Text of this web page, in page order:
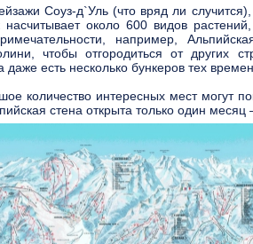
Сoyз-д`Уль (что вряд ли
около 600 видов
например,
чтобы отгородиться от
даже есть несколько бункеров тех времен.
количество интересных мест могут
стена открыта только один месяц